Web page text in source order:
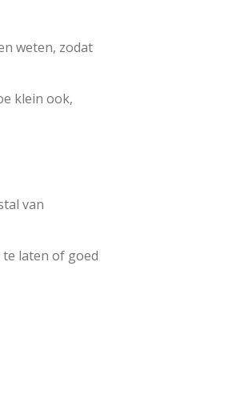
weten, zodat
klein ook,
van
laten of goed